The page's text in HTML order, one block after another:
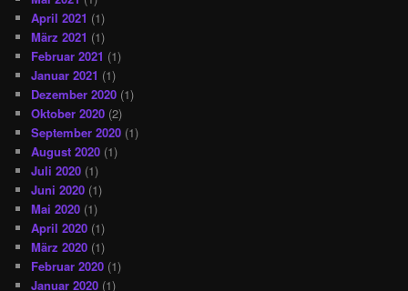
April 2021 (1)
März 2021 (1)
Februar 2021 (1)
Januar 2021 (1)
Dezember 2020 (1)
Oktober 2020 (2)
September 2020 (1)
August 2020 (1)
Juli 2020 (1)
Juni 2020 (1)
Mai 2020 (1)
April 2020 (1)
März 2020 (1)
Februar 2020 (1)
Januar 2020 (1)